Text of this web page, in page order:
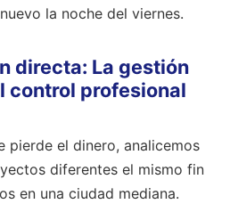
la noche del viernes.
directa: La gestión
control profesional
pierde el dinero, analicemos
diferentes el mismo fin
en una ciudad mediana.